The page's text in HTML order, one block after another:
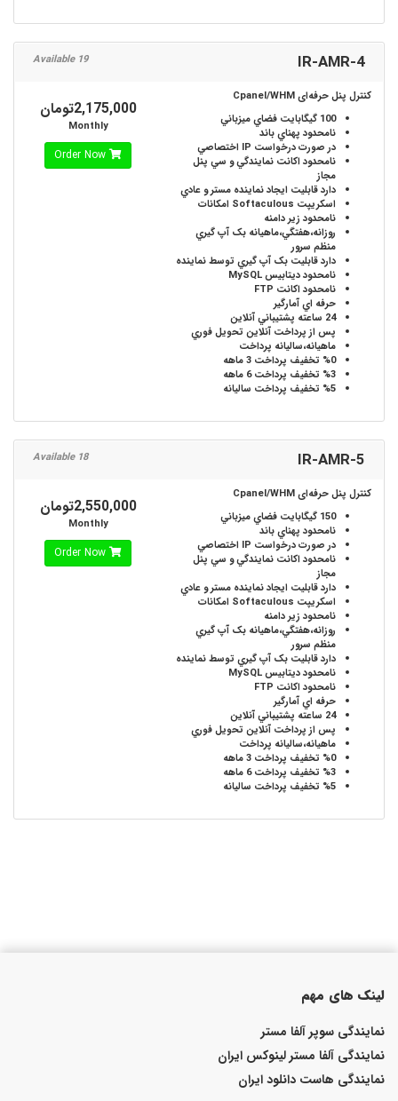
IR-AMR-4
19 Available
کنترل پنل حرفه‌ای Cpanel/WHM
100 گیگابایت
فضاي ميزباني
نامحدود پهناي باند
در صورت درخواست
نامحدود اکانت نمايندگي و سي پنل
مجاز
داردقابليت ايجاد نماينده مستر و عادي
اسکريپت Softaculous
امکانات
نامحدود زير دامنه
روزانه،هفتگي،ماهيانه بک آپ گيري
منظم سرور
داردقابليت بک آپ گيري توسط نماينده
نامحدودديتابيس MySQL
نامحدود اکانت FTP
حرفه ايآمارگير
24 ساعته
پشتيباني آنلاين
پس از پرداخت آنلاين تحويل فوري
ماهيانه،ساليانه پرداخت
%0 تخفيف پرداخت 3 ماهه
%3 تخفيف پرداخت 6 ماهه
%5 تخفيف پرداخت ساليانه
2,175,000تومان
Monthly
Order Now
IR-AMR-5
18 Available
کنترل پنل حرفه‌ای Cpanel/WHM
150 گیگابایت
فضاي ميزباني
نامحدود پهناي باند
در صورت درخواست
نامحدود اکانت نمايندگي و سي پنل
مجاز
داردقابليت ايجاد نماينده مستر و عادي
اسکريپت Softaculous
امکانات
نامحدود زير دامنه
روزانه،هفتگي،ماهيانه بک آپ گيري
منظم سرور
داردقابليت بک آپ گيري توسط نماينده
نامحدودديتابيس MySQL
نامحدود اکانت FTP
حرفه ايآمارگير
24 ساعته
پشتيباني آنلاين
پس از پرداخت آنلاين تحويل فوري
ماهيانه،ساليانه پرداخت
%0 تخفيف پرداخت 3 ماهه
%3 تخفيف پرداخت 6 ماهه
%5 تخفيف پرداخت ساليانه
2,550,000تومان
Monthly
Order Now
لینک های مهم
نمایندگی سوپر آلفا مستر
نمایندگی آلفا مستر لینوکس ایران
نمایندگی هاست دانلود ایران